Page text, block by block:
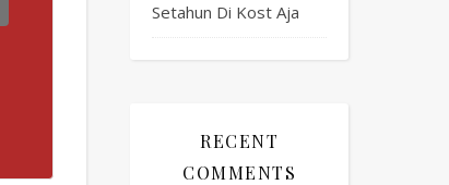
Setahun Di Kost Aja
RECENT
COMMENTS